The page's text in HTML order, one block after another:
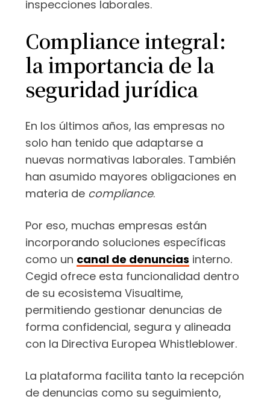
inspecciones laborales.
Compliance integral:
la importancia de la
seguridad jurídica
En los últimos años, las empresas no
solo han tenido que adaptarse a
nuevas normativas laborales. También
han asumido mayores obligaciones en
materia de compliance.
Por eso, muchas empresas están
incorporando soluciones específicas
como un canal de denuncias interno.
Cegid ofrece esta funcionalidad dentro
de su ecosistema Visualtime,
permitiendo gestionar denuncias de
forma confidencial, segura y alineada
con la Directiva Europea Whistleblower.
La plataforma facilita tanto la recepción
de denuncias como su seguimiento,